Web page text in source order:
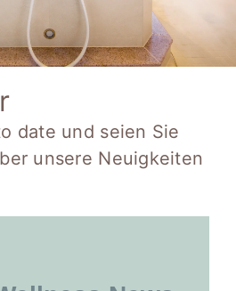
date und seien Sie
unsere Neuigkeiten